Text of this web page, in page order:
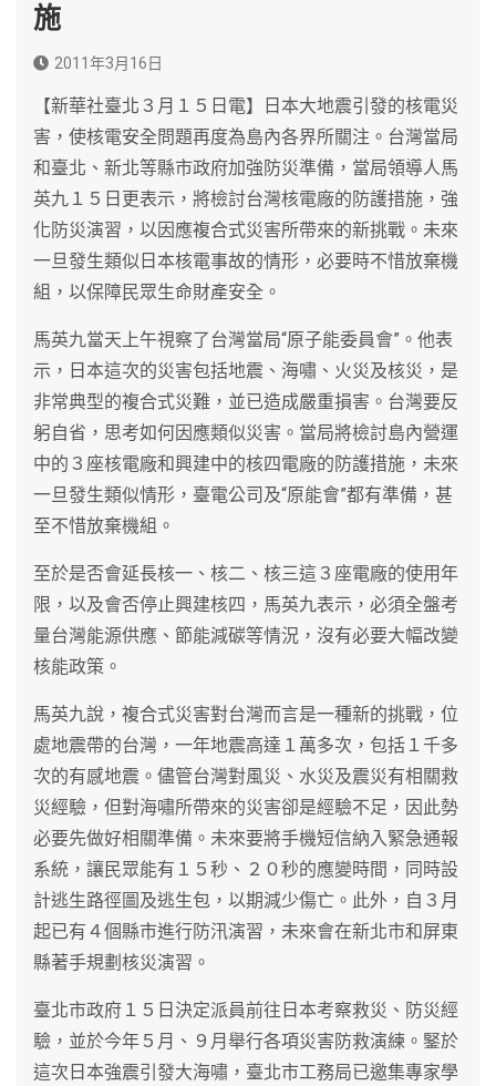
施
2011年3月16日
【新華社臺北３月１５日電】日本大地震引發的核電災
害，使核電安全問題再度為島內各界所關注。台灣當局
和臺北、新北等縣市政府加強防災準備，當局領導人馬
英九１５日更表示，將檢討台灣核電廠的防護措施，強
化防災演習，以因應複合式災害所帶來的新挑戰。未來
一旦發生類似日本核電事故的情形，必要時不惜放棄機
組，以保障民眾生命財產安全。
馬英九當天上午視察了台灣當局“原子能委員會”。他表
示，日本這次的災害包括地震、海嘯、火災及核災，是
非常典型的複合式災難，並已造成嚴重損害。台灣要反
躬自省，思考如何因應類似災害。當局將檢討島內營運
中的３座核電廠和興建中的核四電廠的防護措施，未來
一旦發生類似情形，臺電公司及“原能會”都有準備，甚
至不惜放棄機組。
至於是否會延長核一、核二、核三這３座電廠的使用年
限，以及會否停止興建核四，馬英九表示，必須全盤考
量台灣能源供應、節能減碳等情況，沒有必要大幅改變
核能政策。
馬英九說，複合式災害對台灣而言是一種新的挑戰，位
處地震帶的台灣，一年地震高達１萬多次，包括１千多
次的有感地震。儘管台灣對風災、水災及震災有相關救
災經驗，但對海嘯所帶來的災害卻是經驗不足，因此勢
必要先做好相關準備。未來要將手機短信納入緊急通報
系統，讓民眾能有１５秒、２０秒的應變時間，同時設
計逃生路徑圖及逃生包，以期減少傷亡。此外，自３月
起已有４個縣市進行防汛演習，未來會在新北市和屏東
縣著手規劃核災演習。
臺北市政府１５日決定派員前往日本考察救災、防災經
驗，並於今年５月、９月舉行各項災害防救演練。鋻於
這次日本強震引發大海嘯，臺北市工務局已邀集專家學